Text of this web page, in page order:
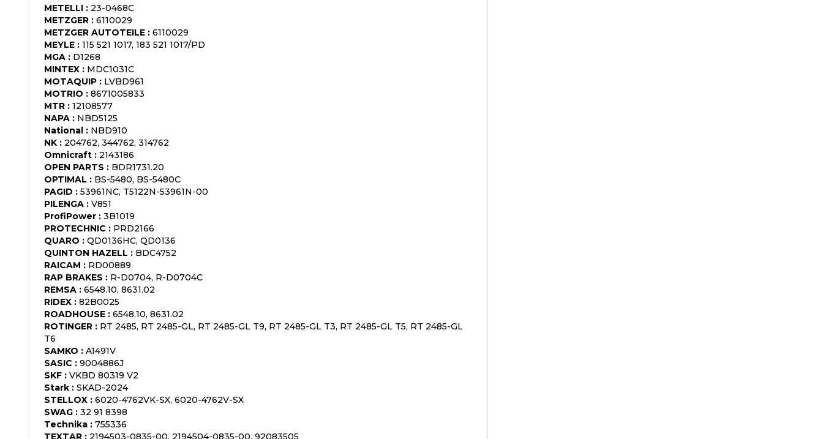
METELLI : 23-0468C
METZGER : 6110029
METZGER AUTOTEILE : 6110029
MEYLE : 115 521 1017, 183 521 1017/PD
MGA : D1268
MINTEX : MDC1031C
MOTAQUIP : LVBD961
MOTRIO : 8671005833
MTR : 12108577
NAPA : NBD5125
National : NBD910
NK : 204762, 344762, 314762
Omnicraft : 2143186
OPEN PARTS : BDR1731.20
OPTIMAL : BS-5480, BS-5480C
PAGID : 53961NC, T5122N-53961N-00
PILENGA : V851
ProfiPower : 3B1019
PROTECHNIC : PRD2166
QUARO : QD0136HC, QD0136
QUINTON HAZELL : BDC4752
RAICAM : RD00889
RAP BRAKES : R-D0704, R-D0704C
REMSA : 6548.10, 8631.02
RIDEX : 82B0025
ROADHOUSE : 6548.10, 8631.02
ROTINGER : RT 2485, RT 2485-GL, RT 2485-GL T9, RT 2485-GL T3, RT 2485-GL T5, RT 2485-GL
T6
SAMKO : A1491V
SASIC : 9004886J
SKF : VKBD 80319 V2
Stark : SKAD-2024
STELLOX : 6020-4762VK-SX, 6020-4762V-SX
SWAG : 32 91 8398
Technika : 755336
TEXTAR : 2194503-0835-00, 2194504-0835-00, 92083505